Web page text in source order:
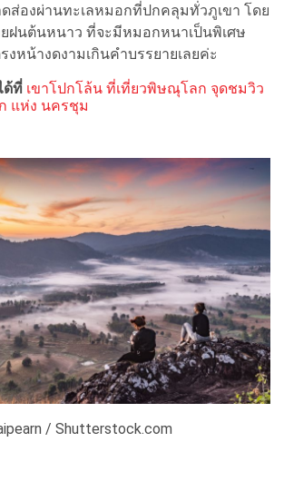
ส่องผ่านทะเลหมอกที่ปกคลุมทั่วภูเขา โดย
ฝนต้นหนาว ที่จะมีหมอกหนาเป็นพิเศษ
หน้างดงามเกินคำบรรยายเลยค่ะ
ด้ที่ เขาโปกโล้น ที่เที่ยวพิษณุโลก จุดชมวิว
แห่ง นครชุม
/ Shutterstock.com